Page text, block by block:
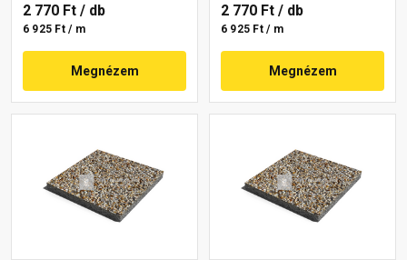
2 770 Ft / db
6 925 Ft / m
Megnézem
2 770 Ft / db
6 925 Ft / m
Megnézem